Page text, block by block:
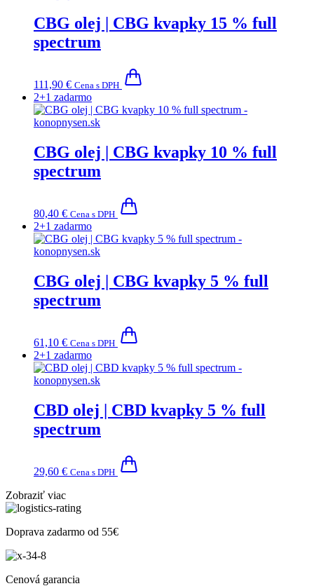
CBG olej | CBG kvapky 15 % full
spectrum
111,90 € Cena s DPH
2+1 zadarmo
CBG olej | CBG kvapky 10 % full
spectrum
80,40 € Cena s DPH
2+1 zadarmo
CBG olej | CBG kvapky 5 % full
spectrum
61,10 € Cena s DPH
2+1 zadarmo
CBD olej | CBD kvapky 5 % full
spectrum
29,60 € Cena s DPH
Zobraziť viac
Doprava zadarmo od 55€
Cenová garancia